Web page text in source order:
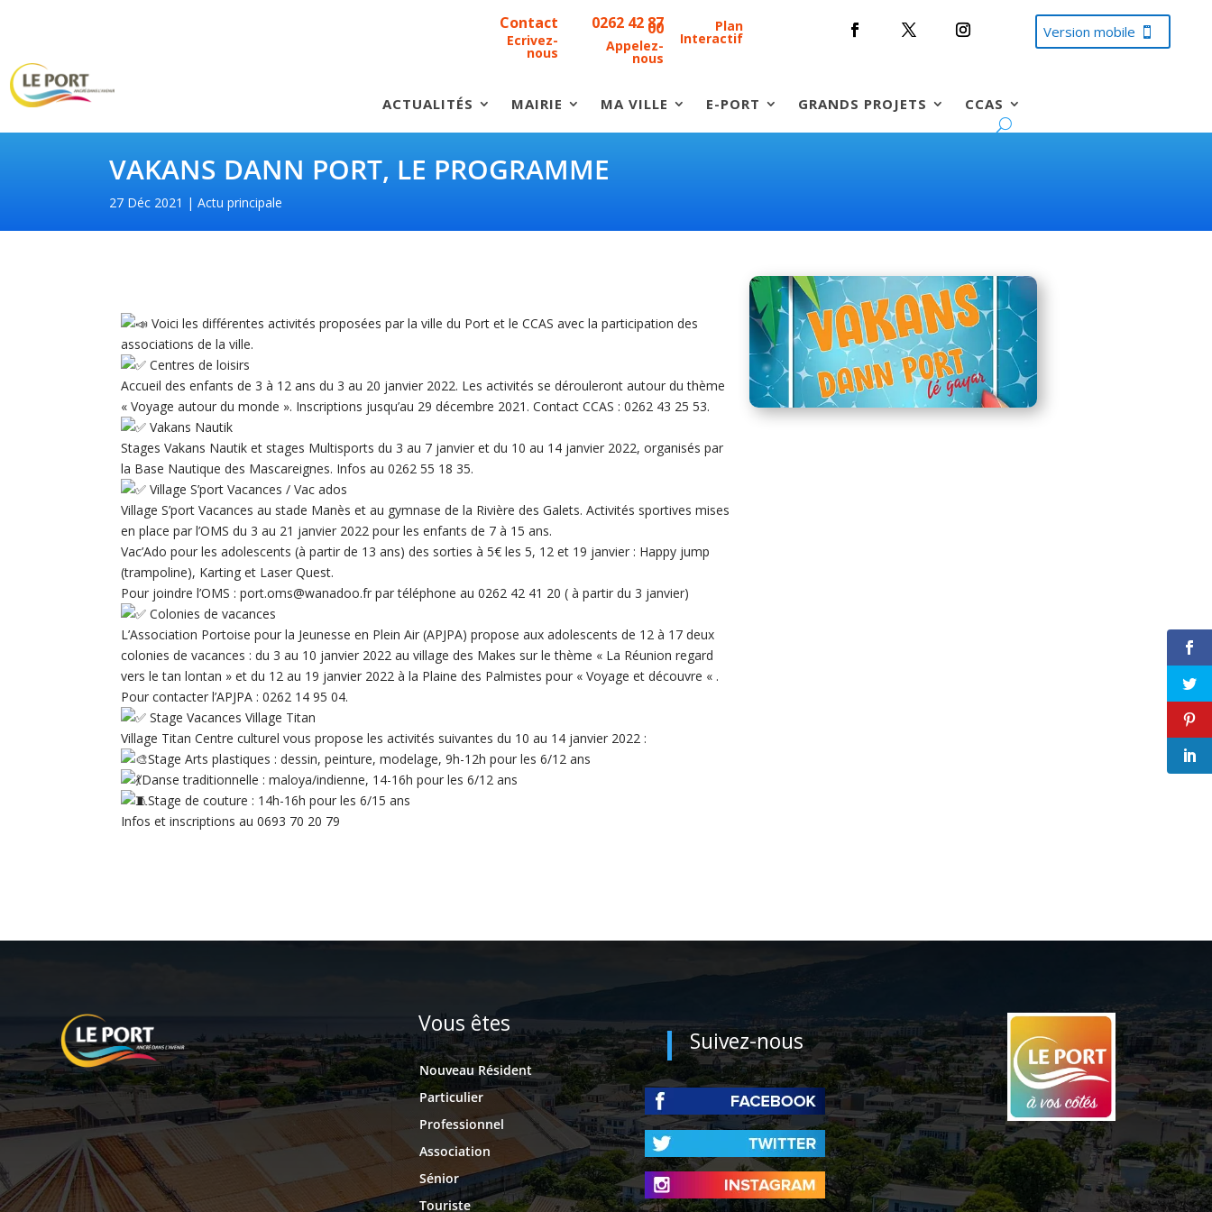
Contact
Ecrivez-
nous
0262 42 87
00
Appelez-
nous
Plan
Interactif Version mobile
ACTUALITÉS MAIRIE MA VILLE E-PORT GRANDS PROJETS CCAS
VAKANS DANN PORT, LE PROGRAMME
27 Déc 2021 Actu principale
Voici les différentes activités proposées par la ville du Port et le CCAS avec la participation des
associations de la ville.
Centres de loisirs
Accueil des enfants de 3 à 12 ans du 3 au 20 janvier 2022. Les activités se dérouleront autour du thème
« Voyage autour du monde ». Inscriptions jusqu’au 29 décembre 2021. Contact CCAS : 0262 43 25 53.
Vakans Nautik
Stages Vakans Nautik et stages Multisports du 3 au 7 janvier et du 10 au 14 janvier 2022, organisés par
la Base Nautique des Mascareignes. Infos au 0262 55 18 35.
Village S’port Vacances / Vac ados
Village S’port Vacances au stade Manès et au gymnase de la Rivière des Galets. Activités sportives mises
en place par l’OMS du 3 au 21 janvier 2022 pour les enfants de 7 à 15 ans.
Vac’Ado pour les adolescents (à partir de 13 ans) des sorties à 5€ les 5, 12 et 19 janvier : Happy jump
(trampoline), Karting et Laser Quest.
Pour joindre l’OMS : port.oms@wanadoo.fr par téléphone au 0262 42 41 20 ( à partir du 3 janvier)
Colonies de vacances
L’Association Portoise pour la Jeunesse en Plein Air (APJPA) propose aux adolescents de 12 à 17 deux
colonies de vacances : du 3 au 10 janvier 2022 au village des Makes sur le thème « La Réunion regard
vers le tan lontan » et du 12 au 19 janvier 2022 à la Plaine des Palmistes pour « Voyage et découvre « .
Pour contacter l’APJPA : 0262 14 95 04.
Stage Vacances Village Titan
Village Titan Centre culturel vous propose les activités suivantes du 10 au 14 janvier 2022 :
Stage Arts plastiques : dessin, peinture, modelage, 9h-12h pour les 6/12 ans
Danse traditionnelle : maloya/indienne, 14-16h pour les 6/12 ans
Stage de couture : 14h-16h pour les 6/15 ans
Infos et inscriptions au 0693 70 20 79
Vous êtes
Nouveau Résident
Particulier
Professionnel
Association
Sénior
Touriste
Suivez-nous